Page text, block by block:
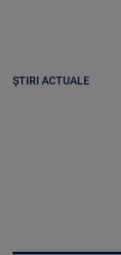
ȘTIRI ACTUALE